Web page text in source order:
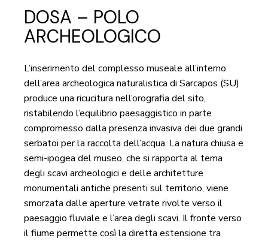
DOSA – POLO
ARCHEOLOGICO
L’inserimento del complesso museale all’interno
dell’area archeologica naturalistica di Sarcapos (SU)
produce una ricucitura nell’orografia del sito,
ristabilendo l’equilibrio paesaggistico in parte
compromesso dalla presenza invasiva dei due grandi
serbatoi per la raccolta dell’acqua. La natura chiusa e
semi-ipogea del museo, che si rapporta al tema
degli scavi archeologici e delle architetture
monumentali antiche presenti sul territorio, viene
smorzata dalle aperture vetrate rivolte verso il
paesaggio fluviale e l’area degli scavi. Il fronte verso
il fiume permette così la diretta estensione tra